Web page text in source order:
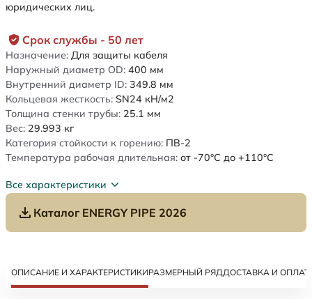
Срок службы - 50 лет
Назначение: Для защиты кабеля
Наружный диаметр OD: 400 мм
Внутренний диаметр ID: 349.8 мм
Кольцевая жесткость: SN24 кН/м2
Толщина стенки трубы: 25.1 мм
Вес: 29.993 кг
Категория стойкости к горению: ПВ-2
Температура рабочая длительная: от -70°C до +110°C
Все характеристики
Каталог ENERGY PIPE 2026
юридических лиц.
ОПИСАНИЕ И ХАРАКТЕРИСТИКИРАЗМЕРНЫЙ РЯДДОСТАВКА И